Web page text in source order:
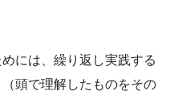
には、繰り返し実践する
頭で理解したものをその